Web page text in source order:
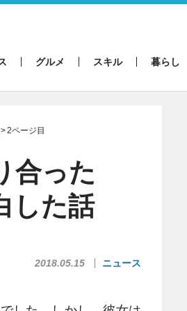
グルメ スキル 暮らし
2ページ目
合った
した話
2018.05.15 ニュース